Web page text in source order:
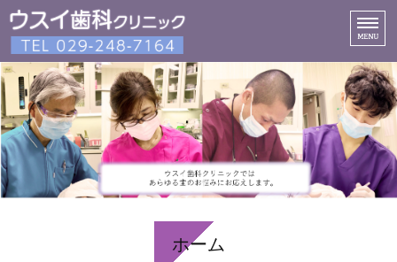
診療内容
スタッフ紹介
院内紹介
アクセス
ホーム